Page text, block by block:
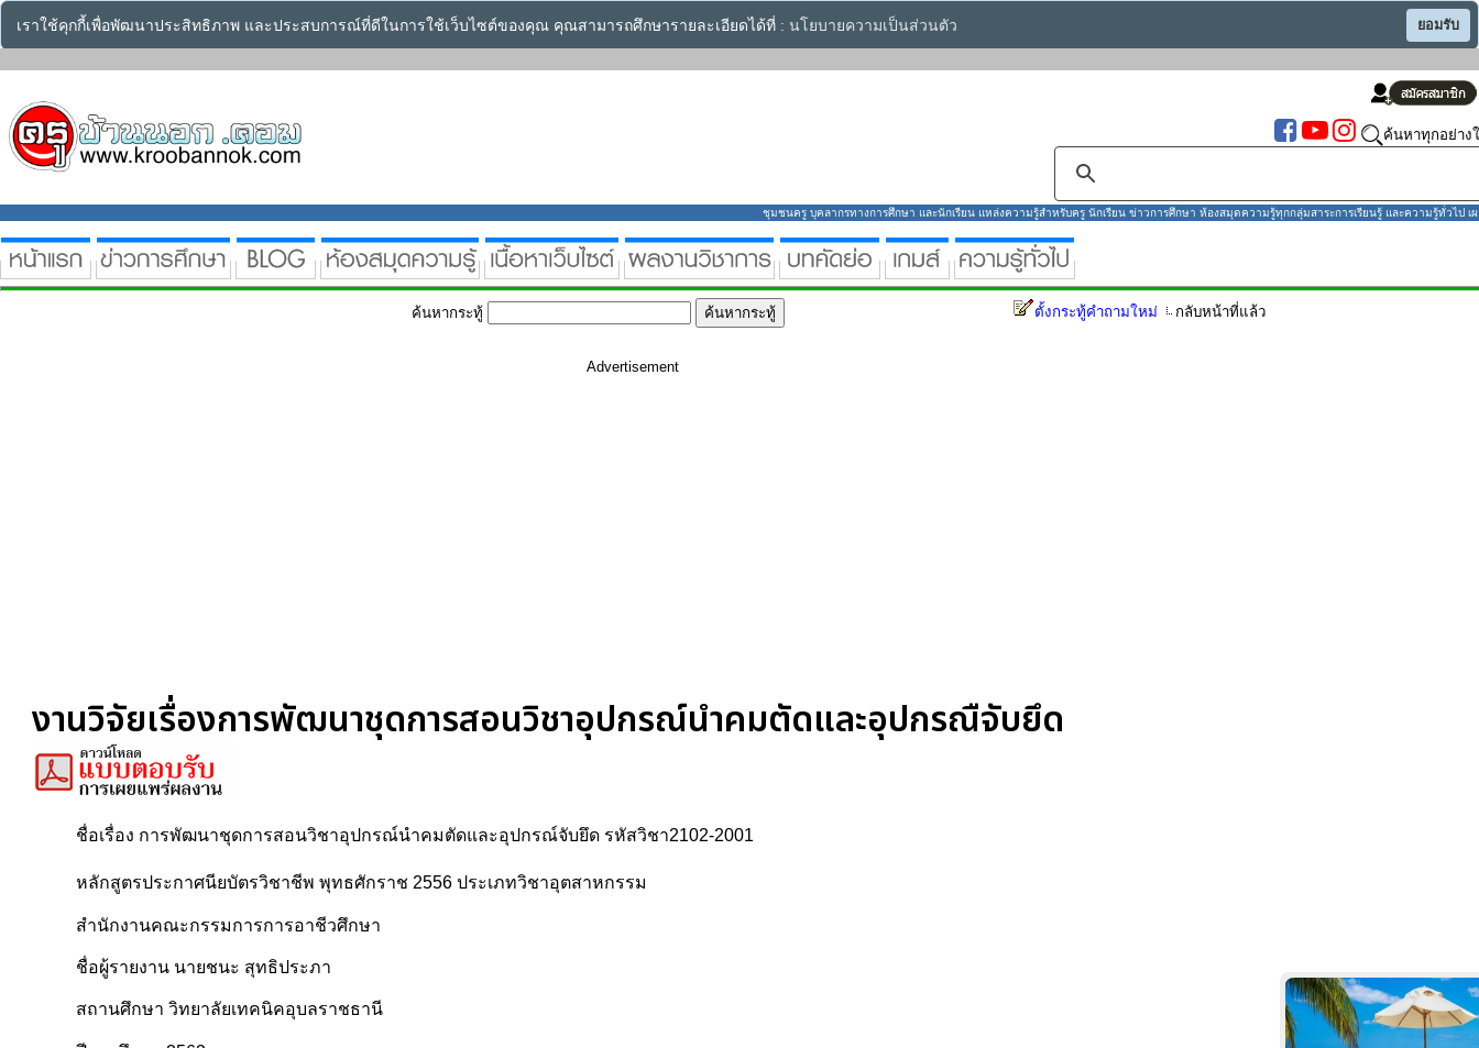
เราใช้คุกกี้เพื่อพัฒนาประสิทธิภาพ และประสบการณ์ที่ดีในการใช้เว็บไซต์ของคุณ คุณสามารถศึกษารายละเอียดได้ที่ : นโยบายความเป็นส่วนตัว ยอมรับ
ค้นหาทุกอย่าง
ชุมชนครู บุคลากรทางการศึกษา และนักเรียน แหล่งความรู้สำหรับครู นักเรียน ข่าวการศึกษา ห้องสมุดความรู้ทุกกลุ่มสาระการเรียนรู้ และความรู้ทั่วไป เ
ค้นหากระทู้ ตั้งกระทู้คำถามใหม่ กลับหน้าที่แล้ว
Advertisement
งานวิจัยเรื่องการพัฒนาชุดการสอนวิชาอุปกรณ์นำคมตัดและอุปกรณืจับยึด
ชื่อเรื่อง การพัฒนาชุดการสอนวิชาอุปกรณ์นำคมตัดและอุปกรณ์จับยึด รหัสวิชา2102-2001
หลักสูตรประกาศนียบัตรวิชาชีพ พุทธศักราช 2556 ประเภทวิชาอุตสาหกรรม
สำนักงานคณะกรรมการการอาชีวศึกษา
ชื่อผู้รายงาน นายชนะ สุทธิประภา
สถานศึกษา วิทยาลัยเทคนิคอุบลราชธานี